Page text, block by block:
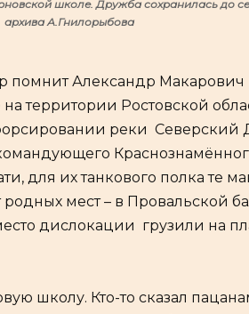
школе. Дружба сохранилась до
архива А.Гнилорыбова
помнит Александр
территории Ростовской
реки Северский
для их танкового полка те
мест – в Провальской
дислокации грузили на
школу. Кто-то сказал